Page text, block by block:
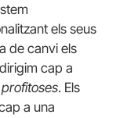
els seus
de canvi els
cap a
profitoses. Els
a una